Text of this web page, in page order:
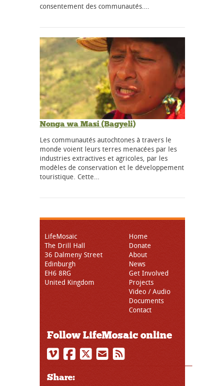
consentement des communautés.…
Nonga wa Masi (Bagyeli)
Les communautés autochtones à travers le
monde voient leurs terres menacées par les
industries extractives et agricoles, par les
modèles de conservation et le développement
touristique. Cette…
LifeMosaic
The Drill Hall
36 Dalmeny Street
Edinburgh
EH6 8RG
United Kingdom
Home
Donate
About
News
Get Involved
Projects
Video / Audio
Documents
Contact
Follow LifeMosaic online
Share: